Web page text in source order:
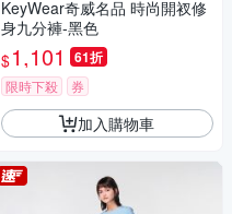
KeyWear奇威名品 時尚開衩修
身九分褲-黑色
$1,101 61折
限時下殺 券
加入購物車